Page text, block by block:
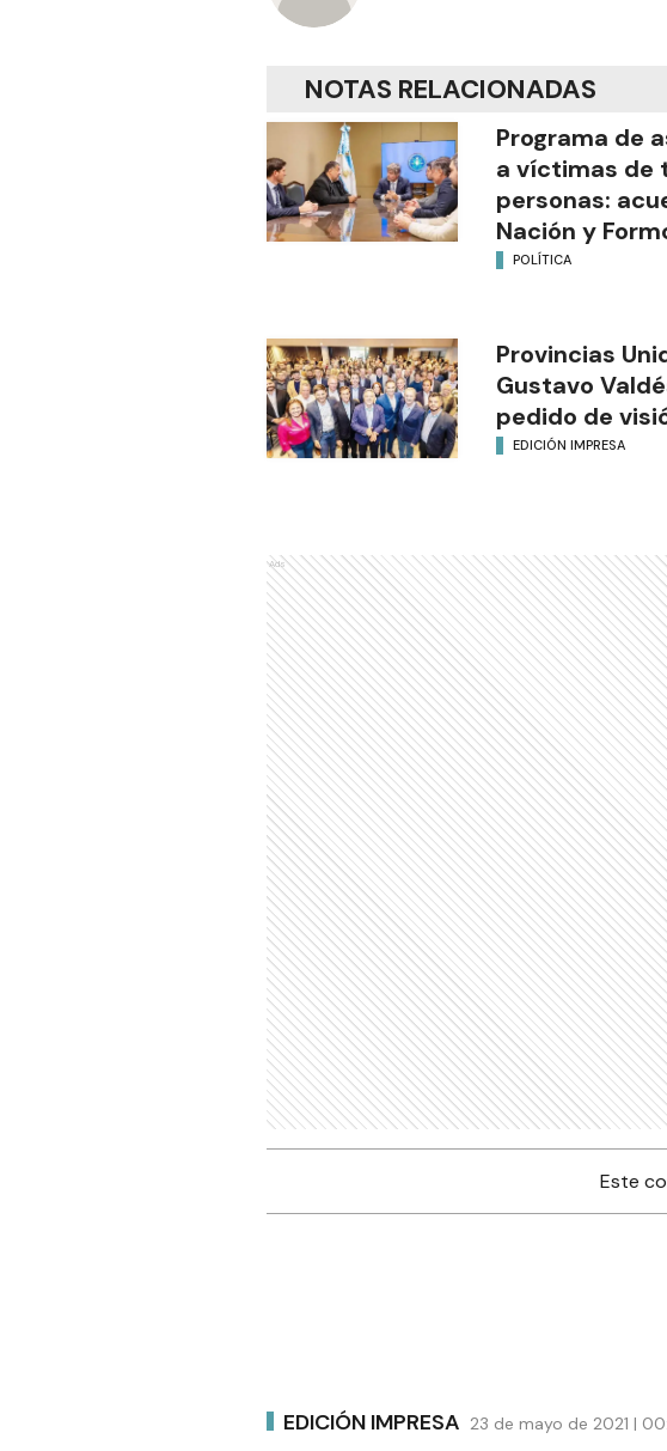
NOTAS RELACIONADAS
Programa de
a víctimas de
personas:
Nación y
POLÍTICA
Provincias
Gustavo
pedido de
EDICIÓN IMPRESA
Ads
Este
EDICIÓN IMPRESA 23 de mayo de 2021 |